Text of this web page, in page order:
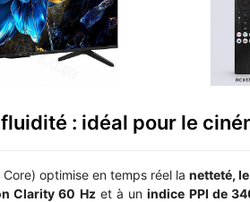
: idéal pour le
Core) optimise en temps réel la netteté,
Clarity 60 Hzet à unindice PPI de